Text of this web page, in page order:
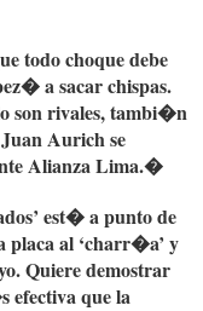
todochoquedebe
a sacarchispas.
son rivales,tambi�n
Aurich se
Alianza Lima.�
est�a puntode
placa al ‘charr�a’ y
.Quieredemostrar
efectiva quela